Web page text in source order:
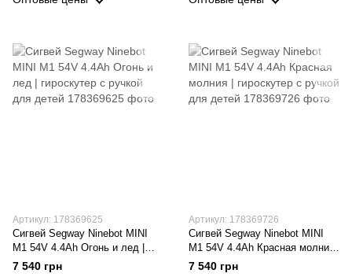
Артикул: 178369625
Сигвей Segway Ninebot MINI
M1 54V 4.4Ah Огонь и лед |
гироскутер с ручкой для детей
7 540 грн
Артикул: 178369726
Сигвей Segway Ninebot MINI
M1 54V 4.4Ah Красная молния
| гироскутер с ручкой для
7 540 грн